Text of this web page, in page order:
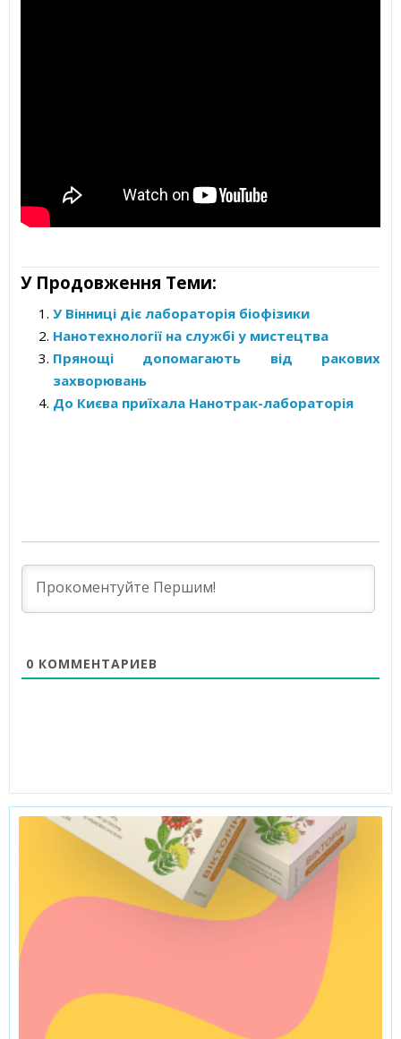
У Продовження Теми:
У Вінниці діє лабораторія біофізики
Нанотехнології на службі у мистецтва
Прянощі допомагають від ракових
захворювань
До Києва приїхала Нанотрак-лабораторія
0 КОММЕНТАРИЕВ